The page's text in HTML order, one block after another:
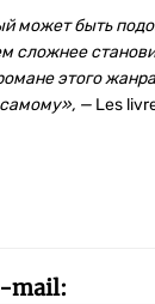
может быть
сложнее
этого
самому», — Les
mail: